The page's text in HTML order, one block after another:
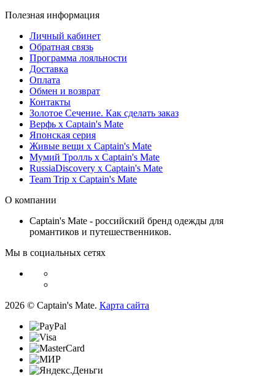
Полезная информация
Личный кабинет
Обратная связь
Программа лояльности
Доставка
Оплата
Обмен и возврат
Контакты
Золотое Сечение. Как сделать заказ
Верфь х Captain's Mate
Японская серия
Живые вещи х Captain's Mate
Мумий Тролль х Сaptain's Mate
RussiaDiscovery x Captain's Mate
Team Trip x Captain's Mate
О компании
Captain's Mate - российский бренд одежды для
романтиков и путешественников.
Мы в социальных сетях
2026 © Captain's Mate. Карта сайта